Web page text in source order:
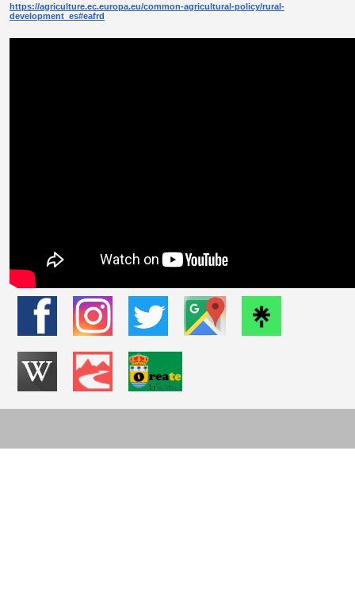
https://agriculture.ec.europa.eu/common-agricultural-policy/rural-
development_es#eafrd